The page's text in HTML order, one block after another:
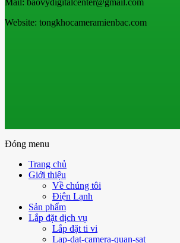
Mail: baovydigitalcenter@gmail.com
Website: tongkhocameramienbac.com
Đóng menu
Trang chủ
Giới thiệu
Về chúng tôi
Điện Lạnh
Sản phẩm
Lắp đặt dịch vụ
Lắp đặt ti vi
Lap-dat-camera-quan-sat